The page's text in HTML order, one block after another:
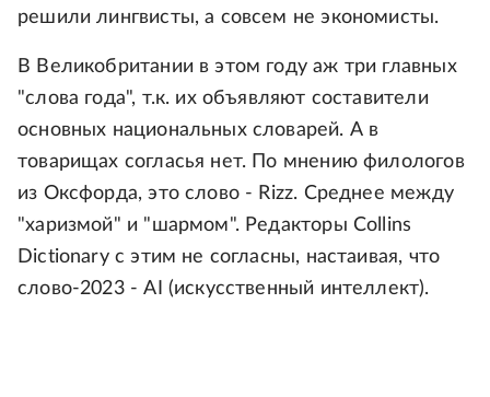
решили лингвисты, а совсем не экономисты.
В Великобритании в этом году аж три главных
"слова года", т.к. их объявляют составители
основных национальных словарей. А в
товарищах согласья нет. По мнению филологов
из Оксфорда, это слово - Rizz. Среднее между
"харизмой" и "шармом". Редакторы Collins
Dictionary с этим не согласны, настаивая, что
слово-2023 - AI (искусственный интеллект).